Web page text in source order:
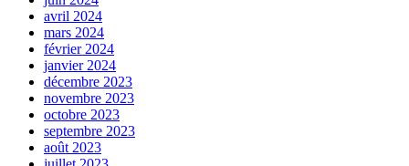
avril 2024
mars 2024
février 2024
janvier 2024
décembre 2023
novembre 2023
octobre 2023
septembre 2023
août 2023